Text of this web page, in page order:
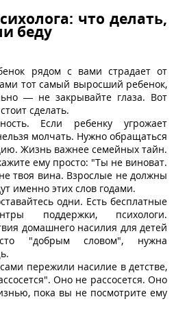
что делать,
беду
рядом с вами страдает от
тот самый выросший ребенок,
— не закрывайте глаза. Вот
сделать.
Если ребенку угрожает
молчать. Нужно обращаться
Жизнь важнее семейных тайн.
ему просто: "Ты не виноват.
твоя вина. Взрослые не должны
именно этих слов годами.
одни. Есть бесплатные
поддержки, психологи.
домашнего насилия для детей
"добрым словом", нужна
пережили насилие в детстве,
Оно не рассосется. Оно
пока вы не посмотрите ему